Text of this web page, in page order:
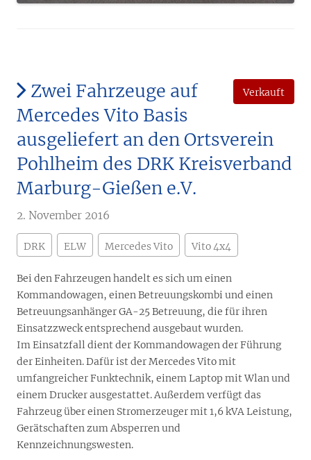
Verkauft
Zwei Fahrzeuge auf
Mercedes Vito Basis
ausgeliefert an den Ortsverein
Pohlheim des DRK Kreisverband
Marburg-Gießen e.V.
2. November 2016
DRK ELW Mercedes Vito Vito 4x4
Bei den Fahrzeugen handelt es sich um einen
Kommandowagen, einen Betreuungskombi und einen
Betreuungsanhänger GA-25 Betreuung, die für ihren
Einsatzzweck entsprechend ausgebaut wurden.
Im Einsatzfall dient der Kommandowagen der Führung
der Einheiten. Dafür ist der Mercedes Vito mit
umfangreicher Funktechnik, einem Laptop mit Wlan und
einem Drucker ausgestattet. Außerdem verfügt das
Fahrzeug über einen Stromerzeuger mit 1,6 kVA Leistung,
Gerätschaften zum Absperren und
Kennzeichnungswesten.